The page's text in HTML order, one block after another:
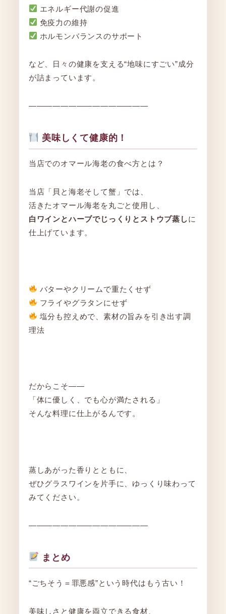
エネルギー代謝の促進
免疫力の維持
ホルモンバランスのサポート
など、日々の健康を支える“地味にすごい”成分
が詰まっています。
―――――――――――――――
美味しくて健康的！
当店でのオマール海老の食べ方とは？
当店「貝と海老そして蟹」では、
活きたオマール海老を丸ごと使用し、
白ワインとハーブでじっくりとストウブ蒸しに
仕上げています。
バターやクリームで重たくせず
フライやグラタンにせず
塩分も控えめで、素材の旨みを引き出す調
理法
だからこそ――
「体に優しく、でも心が満たされる」
そんな料理に仕上がるんです。
蒸しあがった香りとともに、
ぜひグラスワインを片手に、ゆっくり味わって
みてください。
―――――――――――――――
まとめ
“ごちそう＝罪悪感”という時代はもう古い！
美味しさと健康を両立できる食材、